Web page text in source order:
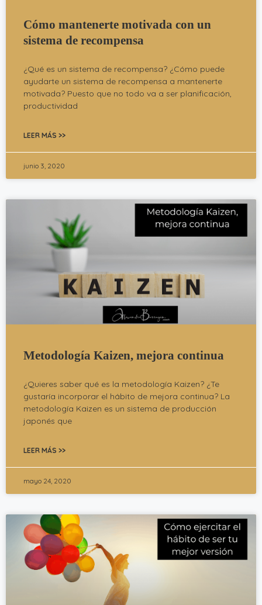
Cómo mantenerte motivada con un
sistema de recompensa
¿Qué es un sistema de recompensa? ¿Cómo puede
ayudarte un sistema de recompensa a mantenerte
motivada? Puesto que no todo va a ser planificación,
productividad
LEER MÁS >>
junio 3, 2020
Metodología Kaizen, mejora continua
¿Quieres saber qué es la metodología Kaizen? ¿Te
gustaría incorporar el hábito de mejora continua? La
metodología Kaizen es un sistema de producción
japonés que
LEER MÁS >>
mayo 24, 2020